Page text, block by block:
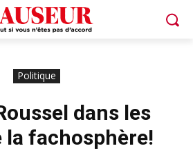
Politique
dans les
la fachosphère!